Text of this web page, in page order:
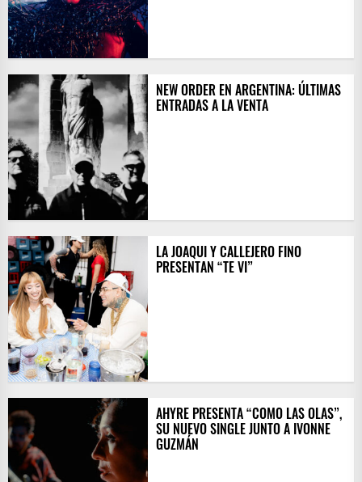
NEW ORDER EN ARGENTINA: ÚLTIMAS
ENTRADAS A LA VENTA
LA JOAQUI Y CALLEJERO FINO
PRESENTAN “TE VI”
AHYRE PRESENTA “COMO LAS OLAS”,
SU NUEVO SINGLE JUNTO A IVONNE
GUZMÁN